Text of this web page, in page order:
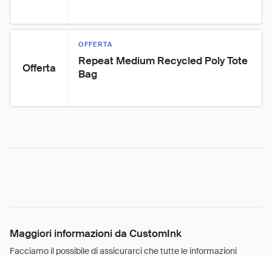
Offerta
OFFERTA
Repeat Medium Recycled Poly Tote
Bag
Maggiori informazioni da CustomInk
Facciamo il possibile di assicurarci che tutte le informazioni